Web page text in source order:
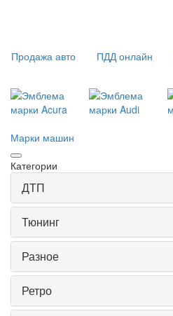
Продажа авто ПДД онлайн
Марки машин
Категории
ДТП
Тюнинг
Разное
Ретро